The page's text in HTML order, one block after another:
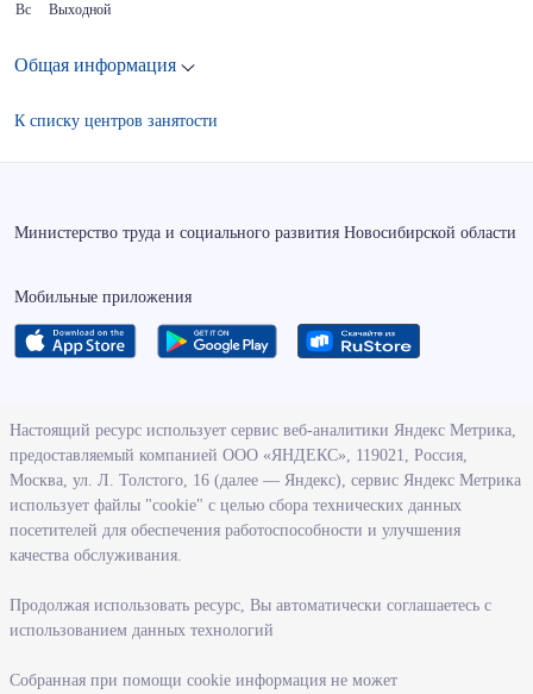
Вс
Выходной
Общая информация
К списку центров занятости
Министерство труда и социального развития Новосибирской области
Мобильные приложения
О ведомстве
Деятельность министерства труда и социального развития
Новосибирской области
Контрольно-надзорная деятельность министерства
Государственные программы, реализуемые министерством
Службы и учреждения, подведомственные министерству
Поступление на государственную гражданскую службу
Настоящий ресурс использует сервис веб-аналитики Яндекс Метрика,
предоставляемый компанией ООО «ЯНДЕКС», 119021, Россия,
Москва, ул. Л. Толстого, 16 (далее — Яндекс), сервис Яндекс Метрика
использует файлы "cookie" с целью сбора технических данных
посетителей для обеспечения работоспособности и улучшения
качества обслуживания.
Продолжая использовать ресурс, Вы автоматически соглашаетесь с
использованием данных технологий
Собранная при помощи cookie информация не может